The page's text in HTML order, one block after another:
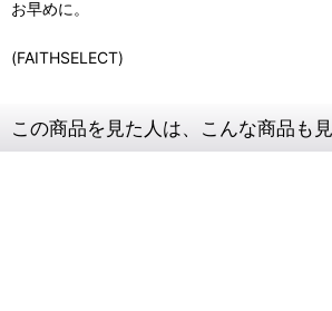
お早めに。
(FAITHSELECT)
この商品を見た人は、こんな商品も